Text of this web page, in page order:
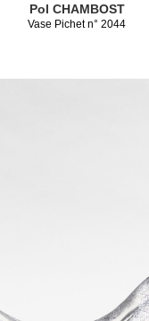
Pol CHAMBOST
Vase Pichet n° 2044